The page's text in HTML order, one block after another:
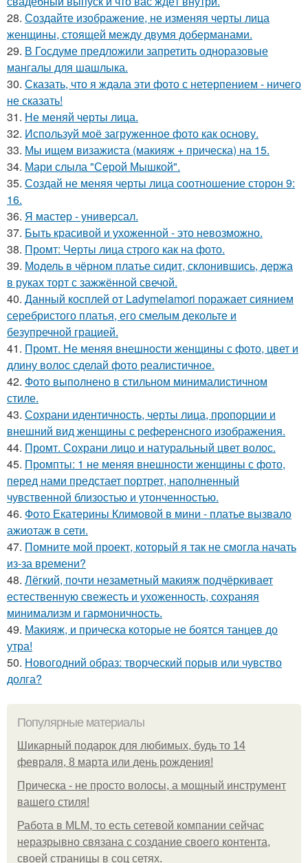
28. Создайте изображение, не изменяя черты лица
женщины, стоящей между двумя доберманами.
29. В Госдуме предложили запретить одноразовые
мангалы для шашлыка.
30. Сказать, что я ждала эти фото с нетерпением - ничего
не сказать!
31. Не меняй черты лица.
32. Используй моё загруженное фото как основу.
33. Мы ищем визажиста (макияж + прическа) на 15.
34. Мари слыла "Серой Мышкой".
35. Создай не меняя черты лица соотношение сторон 9:
16.
36. Я мастер - универсал.
37. Быть красивой и ухоженной - это невозможно.
38. Промт: Черты лица строго как на фото.
39. Модель в чёрном платье сидит, склонившись, держа
в руках торт с зажжённой свечой.
40. Данный косплей от Ladymelamori поражает сиянием
серебристого платья, его смелым декольте и
безупречной грацией.
41. Промт. Не меняя внешности женщины с фото, цвет и
длину волос сделай фото реалистичное.
42. Фото выполнено в стильном минималистичном
стиле.
43. Сохрани идентичность, черты лица, пропорции и
внешний вид женщины с референсного изображения.
44. Промт. Сохрани лицо и натуральный цвет волос.
45. Промпты: 1 не меняя внешности женщины с фото,
перед нами предстает портрет, наполненный
чувственной близостью и утонченностью.
46. Фото Екатерины Климовой в мини - платье вызвало
ажиотаж в сети.
47. Помните мой проект, который я так не смогла начать
из-за времени?
48. Лёгкий, почти незаметный макияж подчёркивает
естественную свежесть и ухоженность, сохраняя
минимализм и гармоничность.
49. Макияж, и прическа которые не боятся танцев до
утра!
50. Новогодний образ: творческий порыв или чувство
долга?
Популярные материалы
Шикарный подарок для любимых, будь то 14
февраля, 8 марта или день рождения!
Прическа - не просто волосы, а мощный инструмент
вашего стиля!
Работа в MLM, то есть сетевой компании сейчас
неразрывно связана с создание своего контента,
своей страницы в соц сетях.